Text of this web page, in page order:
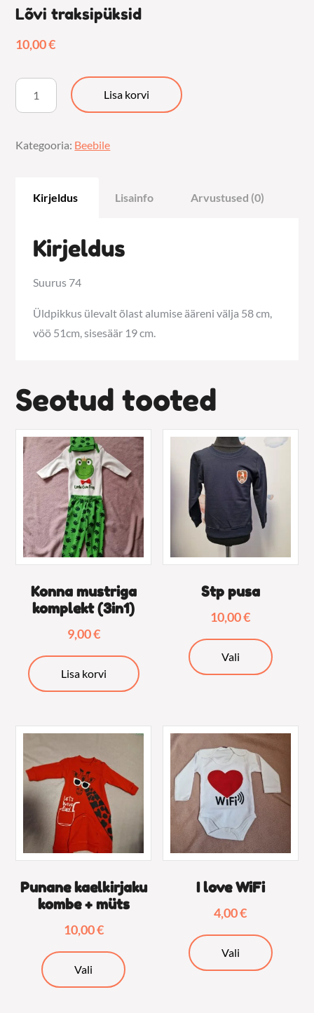
Lõvi traksipüksid
10,00€
Lõvi
traksipüksid
Lisa korvi
Kategooria: Beebile
Kirjeldus Lisainfo Arvustused (0)
Kirjeldus
Suurus 74
Üldpikkus ülevalt õlast alumise ääreni välja 58 cm,
vöö 51cm, sisesäär 19 cm.
Seotud tooted
Konna mustriga
komplekt (3in1)
9,00€
Lisa korvi
Stp pusa
10,00€
Vali
tootel
teha
Punane kaelkirjaku
kombe + müts
10,00€
Vali
tootel
I love WiFi
4,00€
Vali
tootel